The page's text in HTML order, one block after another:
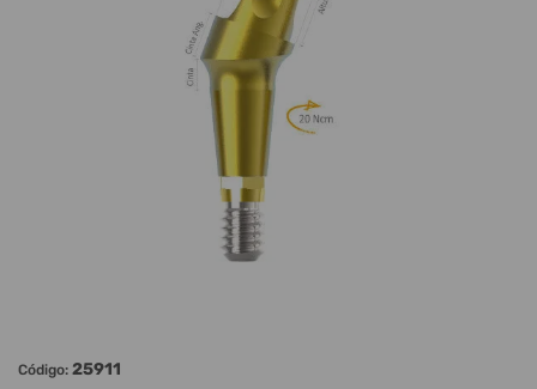
Código: 25911